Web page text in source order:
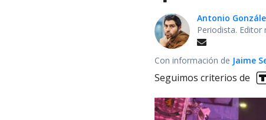
Antonio
Periodista. Editor
Con información de Jaime
Seguimos criterios de